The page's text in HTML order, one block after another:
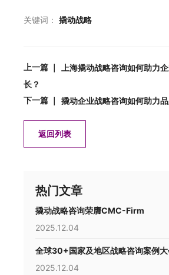
关键词： 撬动战略
上一篇 ｜
上海撬动战略咨询如何助力
长？
下一篇 ｜
撬动企业战略咨询如何助力
返回列表
热门文章
撬动战略咨询荣膺CMC-Firm
2025.12.04
全球30+国家及地区战略咨询案例
2025.12.04